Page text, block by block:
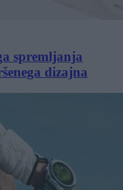
spremljanja
dizajna